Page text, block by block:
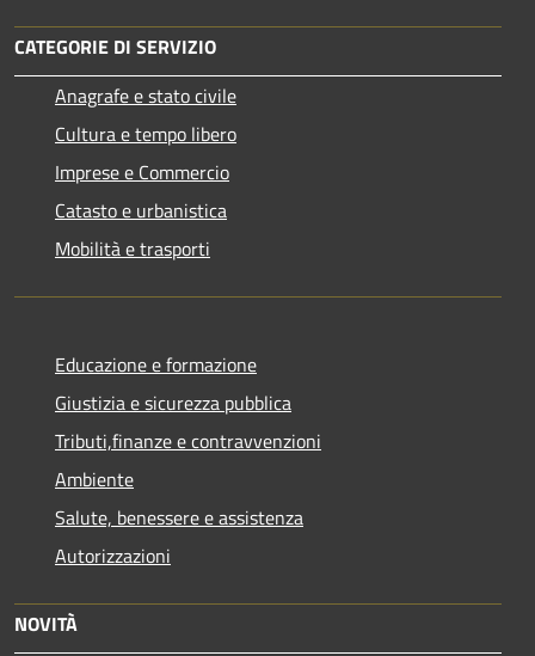
CATEGORIE DI SERVIZIO
Anagrafe e stato civile
Cultura e tempo libero
Imprese e Commercio
Catasto e urbanistica
Mobilità e trasporti
Educazione e formazione
Giustizia e sicurezza pubblica
Tributi,finanze e contravvenzioni
Ambiente
Salute, benessere e assistenza
Autorizzazioni
NOVITÀ